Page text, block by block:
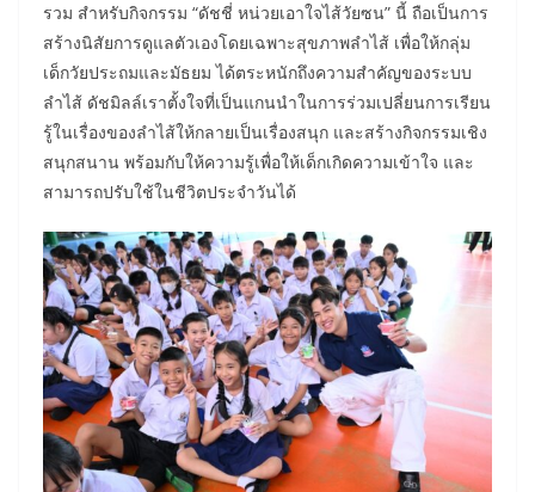
รวม สำหรับกิจกรรม “ดัชชี่ หน่วยเอาใจไส้วัยซน” นี้ ถือเป็นการ
สร้างนิสัยการดูแลตัวเองโดยเฉพาะสุขภาพลำไส้ เพื่อให้กลุ่ม
เด็กวัยประถมและมัธยม ได้ตระหนักถึงความสำคัญของระบบ
ลำไส้ ดัชมิลล์เราตั้งใจที่เป็นแกนนำในการร่วมเปลี่ยนการเรียน
รู้ในเรื่องของลำไส้ให้กลายเป็นเรื่องสนุก และสร้างกิจกรรมเชิง
สนุกสนาน พร้อมกับให้ความรู้เพื่อให้เด็กเกิดความเข้าใจ และ
สามารถปรับใช้ในชีวิตประจำวันได้